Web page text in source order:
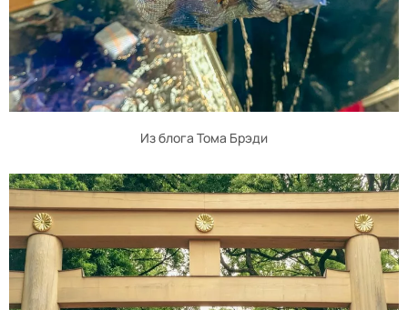
Из блога Тома Брэди